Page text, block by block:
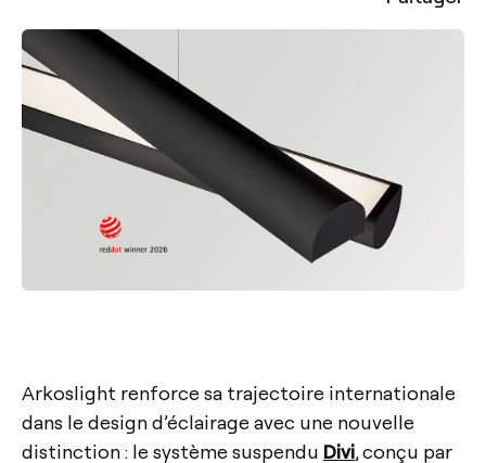
Arkoslight renforce sa trajectoire internationale
dans le design d’éclairage avec une nouvelle
distinction : le système suspendu Divi, conçu par